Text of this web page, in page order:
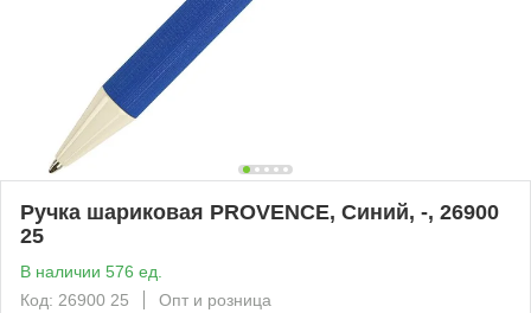
Ручка шариковая PROVENCE, Синий, -, 26900
25
В наличии 576 ед.
Код: 26900 25
Опт и розница